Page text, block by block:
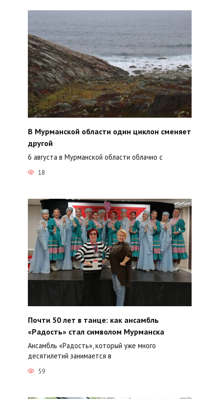
В Мурманской области один циклон сменяет
другой
6 августа в Мурманской области облачно с
18
Почти 50 лет в танце: как ансамбль
«Радость» стал символом Мурманска
Ансамбль «Радость», который уже много
десятилетий занимается в
59